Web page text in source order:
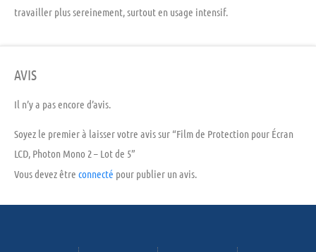
travailler plus sereinement, surtout en usage intensif.
AVIS
Il n’y a pas encore d’avis.
Soyez le premier à laisser votre avis sur “Film de Protection pour Écran
LCD, Photon Mono 2 – Lot de 5”
Vous devez être connecté pour publier un avis.